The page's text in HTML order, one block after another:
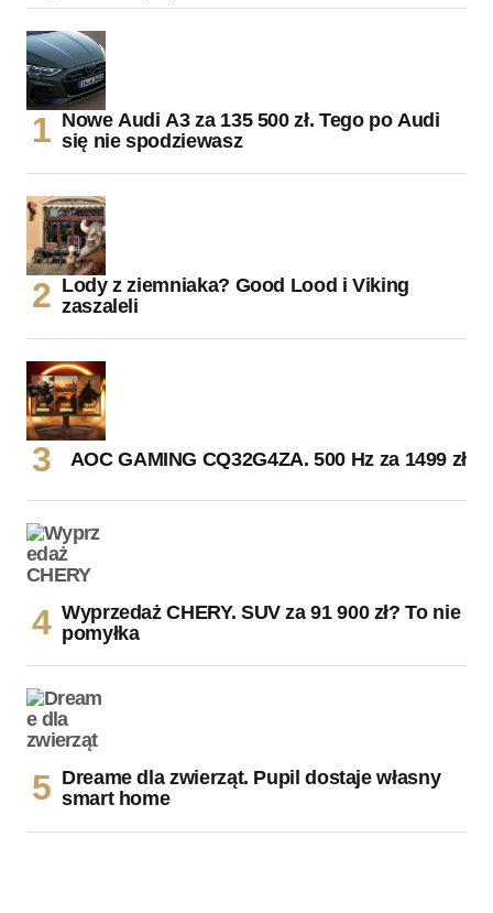
Nowe Audi A3 za 135 500 zł. Tego po Audi
się nie spodziewasz
Lody z ziemniaka? Good Lood i Viking
zaszaleli
AOC GAMING CQ32G4ZA. 500 Hz za 1499 zł
Wyprzedaż CHERY. SUV za 91 900 zł? To nie
pomyłka
Dreame dla zwierząt. Pupil dostaje własny
smart home